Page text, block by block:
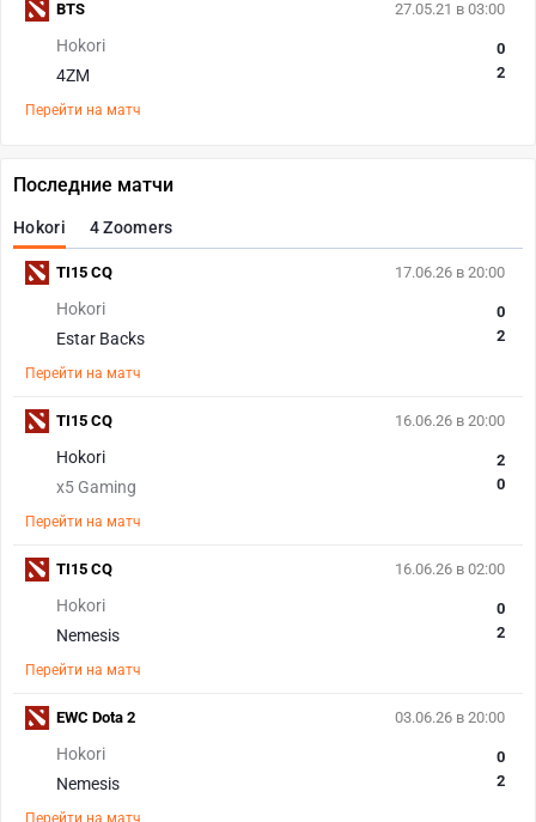
27.05.21 в 03:00
Hokori
4ZM
0
2
Перейти на матч
BTS
Последние матчи
Hokori 4 Zoomers
17.06.26 в 20:00
Hokori
Estar Backs
0
2
Перейти на матч
TI15 CQ
16.06.26 в 20:00
Hokori
x5 Gaming
2
0
Перейти на матч
TI15 CQ
16.06.26 в 02:00
Hokori
Nemesis
0
2
Перейти на матч
TI15 CQ
03.06.26 в 20:00
Hokori
Nemesis
0
2
Перейти на матч
EWC Dota 2